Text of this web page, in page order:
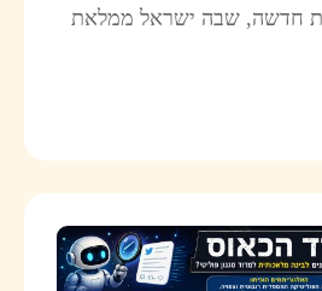
חדשה, שבה ישראל ממלאת